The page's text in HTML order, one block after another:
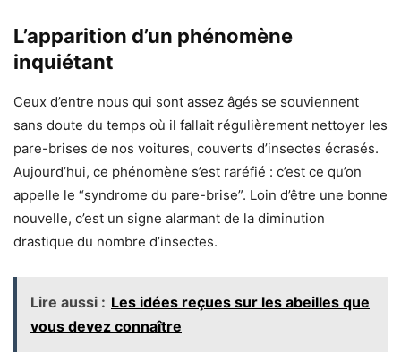
L’apparition d’un phénomène
inquiétant
Ceux d’entre nous qui sont assez âgés se souviennent
sans doute du temps où il fallait régulièrement nettoyer les
pare-brises de nos voitures, couverts d’insectes écrasés.
Aujourd’hui, ce phénomène s’est raréfié : c’est ce qu’on
appelle le “syndrome du pare-brise”. Loin d’être une bonne
nouvelle, c’est un signe alarmant de la diminution
drastique du nombre d’insectes.
Lire aussi : Les idées reçues sur les abeilles que
vous devez connaître